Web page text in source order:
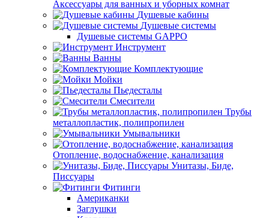
Аксессуары для ванных и уборных комнат
Душевые кабины
Душевые системы
Душевые системы GAPPO
Инструмент
Ванны
Комплектующие
Мойки
Пьедесталы
Смесители
Трубы
металлопластик, полипропилен
Умывальники
Отопление, водоснабжение, канализация
Унитазы, Биде,
Писсуары
Фитинги
Американки
Заглушки